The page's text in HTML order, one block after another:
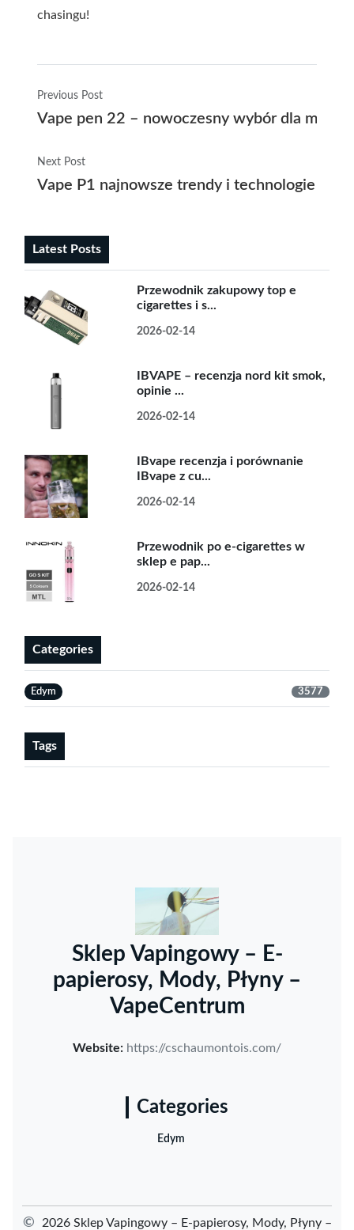
chasingu!
Previous Post
Vape pen 22 – nowoczesny wybór dla
Next Post
Vape P1 najnowsze trendy i technologie w
Latest Posts
Przewodnik zakupowy top e
cigarettes i s...
2026-02-14
IBVAPE – recenzja nord kit smok,
opinie ...
2026-02-14
IBvape recenzja i porównanie
IBvape z cu...
2026-02-14
Przewodnik po e-cigarettes w
sklep e pap...
2026-02-14
Categories
Edym 3577
Tags
Sklep Vapingowy – E-
papierosy, Mody, Płyny –
VapeCentrum
Website: https://cschaumontois.com/
Categories
Edym
© 2026 Sklep Vapingowy – E-papierosy, Mody, Płyny –